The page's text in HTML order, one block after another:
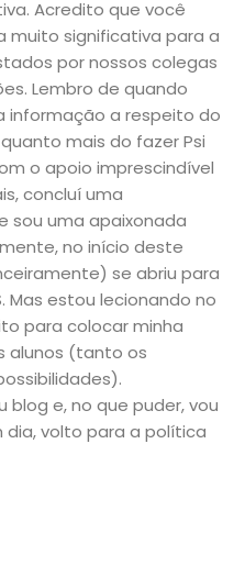
Acredito que você
muito significativa para a
por nossos colegas
Lembro de quando
informação a respeito do
mais do fazer Psi
o apoio imprescindível
concluí uma
sou uma apaixonada
no início deste
se abriu para
Mas estou lecionando no
para colocar minha
alunos (tanto os
e, no que puder, vou
dia, volto para a política